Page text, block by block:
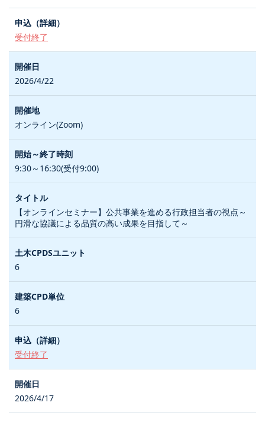
受付終了
2026/4/22
オンライン(Zoom)
9:30～16:30(受付9:00)
【オンラインセミナー】公共事業を進める行政担当者の視点～
円滑な協議による品質の高い成果を目指して～
6
6
受付終了
2026/4/17